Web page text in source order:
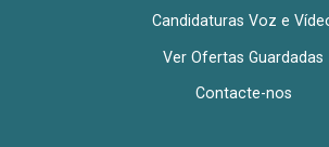
Candidaturas Voz e
Ver Ofertas Guardadas
Contacte-nos